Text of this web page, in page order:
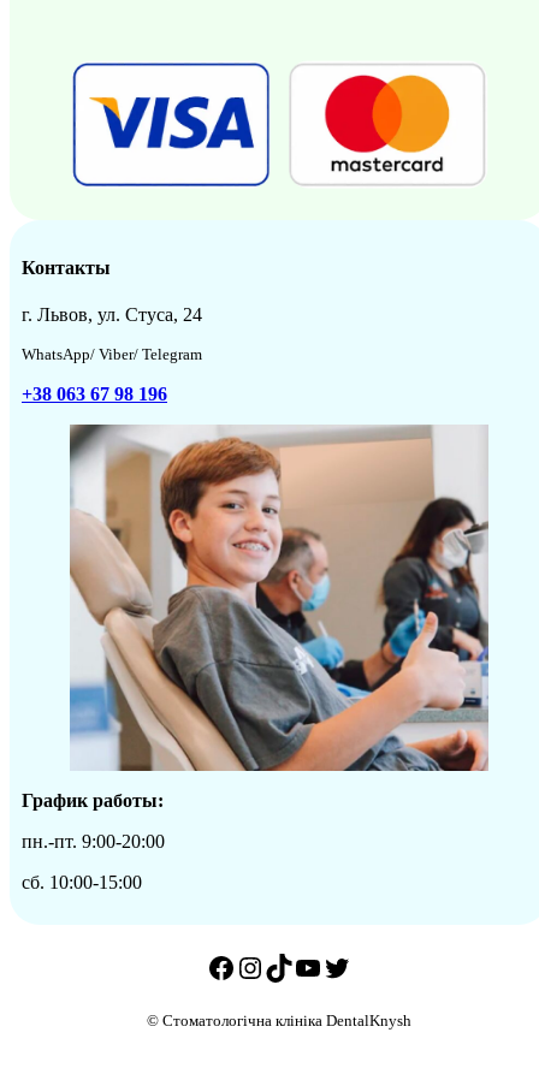
Контакты
г. Львов, ул. Стуса, 24
WhatsApp/ Viber/ Telegram
+38 063 67 98 196
График работы:
пн.-пт. 9:00-20:00
сб. 10:00-15:00
Facebook
Instagram
TikTok
YouTube
Twitter
© Стоматологічна клініка DentalKnysh